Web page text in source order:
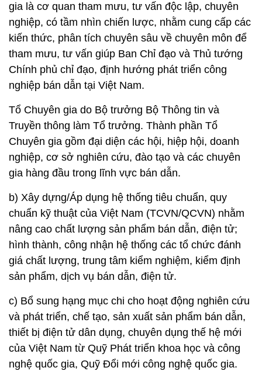
gia là cơ quan tham mưu, tư vấn độc lập, chuyên
nghiệp, có tầm nhìn chiến lược, nhằm cung cấp các
kiến thức, phân tích chuyên sâu về chuyên môn để
tham mưu, tư vấn giúp Ban Chỉ đạo và Thủ tướng
Chính phủ chỉ đạo, định hướng phát triển công
nghiệp bán dẫn tại Việt Nam.
Tổ Chuyên gia do Bộ trưởng Bộ Thông tin và
Truyền thông làm Tổ trưởng. Thành phần Tổ
Chuyên gia gồm đại diện các hội, hiệp hội, doanh
nghiệp, cơ sở nghiên cứu, đào tạo và các chuyên
gia hàng đầu trong lĩnh vực bán dẫn.
b) Xây dựng/Áp dụng hệ thống tiêu chuẩn, quy
chuẩn kỹ thuật của Việt Nam (TCVN/QCVN) nhằm
nâng cao chất lượng sản phẩm bán dẫn, điện tử;
hình thành, công nhận hệ thống các tổ chức đánh
giá chất lượng, trung tâm kiểm nghiệm, kiểm định
sản phẩm, dịch vụ bán dẫn, điện tử.
c) Bổ sung hạng mục chi cho hoạt động nghiên cứu
và phát triển, chế tạo, sản xuất sản phẩm bán dẫn,
thiết bị điện tử dân dụng, chuyên dụng thế hệ mới
của Việt Nam từ Quỹ Phát triển khoa học và công
nghệ quốc gia, Quỹ Đổi mới công nghệ quốc gia.